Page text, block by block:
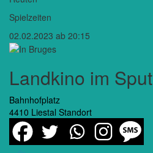
Spielzeiten
02.02.2023 ab 20:15
Landkino im
Bahnhofplatz
4410 Liestal Standort